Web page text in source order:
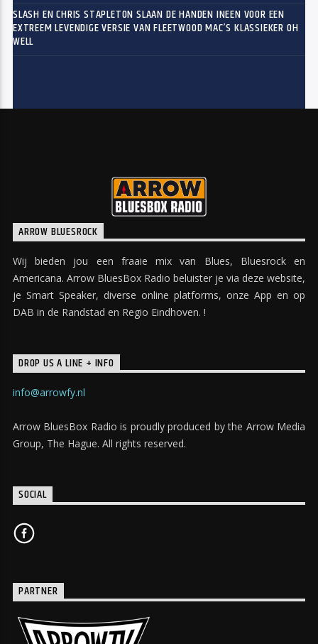
SLASH EN CHRIS STAPLETON SLAAN DE HANDEN INEEN VOOR EEN
EXTREEM LEVENDIGE VERSIE VAN FLEETWOOD MAC’S KLASSIEKER OH
WELL
ARROW BLUESROCK
Wij bieden jou een fraaie mix van Blues, Bluesrock en
Americana. Arrow BluesBox Radio beluister je via deze website,
je Smart Speaker, diverse online platforms, onze App en op
DAB in de Randstad en Regio Eindhoven. !
DROP US A LINE + INFO
info@arrowfy.nl
Arrow BluesBox Radio is proudly produced by the Arrow Media
Group, The Hague. All rights reserved.
SOCIAL
PARTNER